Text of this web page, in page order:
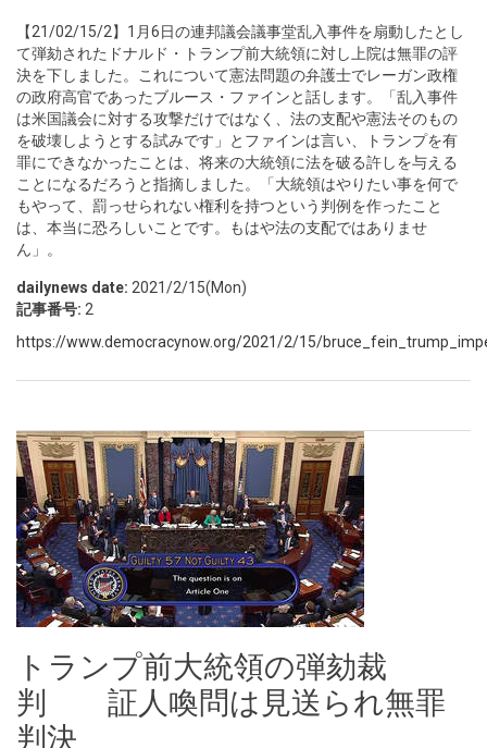
【21/02/15/2】1月6日の連邦議会議事堂乱入事件を扇動したとし
て弾劾されたドナルド・トランプ前大統領に対し上院は無罪の評
決を下しました。これについて憲法問題の弁護士でレーガン政権
の政府高官であったブルース・ファインと話します。「乱入事件
は米国議会に対する攻撃だけではなく、法の支配や憲法そのもの
を破壊しようとする試みです」とファインは言い、トランプを有
罪にできなかったことは、将来の大統領に法を破る許しを与える
ことになるだろうと指摘しました。「大統領はやりたい事を何で
もやって、罰っせられない権利を持つという判例を作ったこと
は、本当に恐ろしいことです。もはや法の支配ではありませ
ん」。
dailynews date: 2021/2/15(Mon)
記事番号: 2
https://www.democracynow.org/2021/2/15/
トランプ前大統領の弾劾裁
判 証人喚問は見送られ無罪
判決